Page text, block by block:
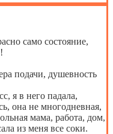
само состояние,
подачи, душевность
я в него падала,
она не многодневная,
мама, работа, дом,
из меня все соки.